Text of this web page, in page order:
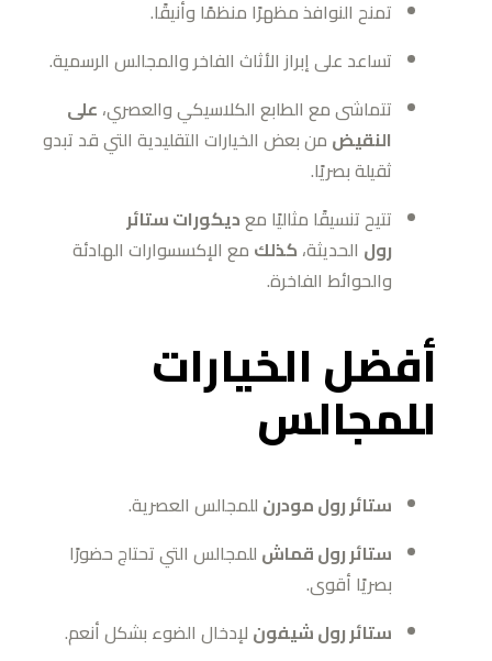
تمنح النوافذ مظهرًا منظمًا وأنيقًا.
تساعد على إبراز الأثاث الفاخر والمجالس الرسمية.
تتماشى مع الطابع الكلاسيكي والعصري، على
النقيض من بعض الخيارات التقليدية التي قد تبدو
ثقيلة بصريًا.
تتيح تنسيقًا مثاليًا معديكورات ستائر
رول الحديثة، كذلك مع الإكسسوارات الهادئة
والحوائط الفاخرة.
أفضل الخيارات
للمجالس
ستائر رول مودرن للمجالس العصرية.
ستائر رول قماش للمجالس التي تحتاج حضورًا
بصريًا أقوى.
ستائر رول شيفون لإدخال الضوء بشكل أنعم.